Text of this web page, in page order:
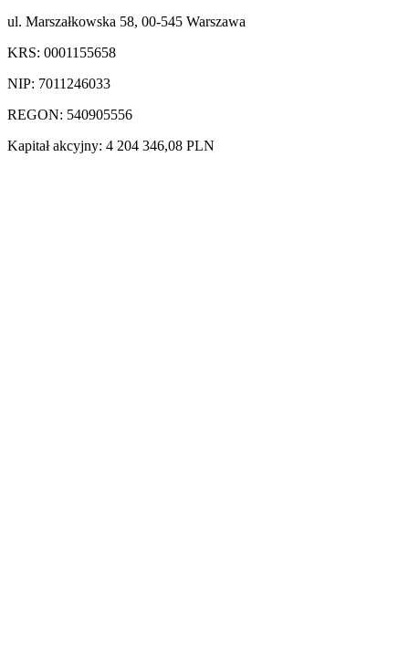
ul. Marszałkowska 58, 00-545 Warszawa
KRS: 0001155658
NIP: 7011246033
REGON: 540905556
Kapitał akcyjny: 4 204 346,08 PLN